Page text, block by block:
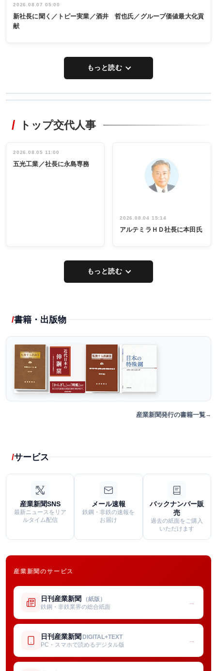
2026.08.07 05:00
新社長に聞く／トピー実業／酒井 哲也氏／グループ価値最大化貢
献
もっと読む
非鉄業界で
インタビュ
ー／社内ア
タックトレー
祝う 業界関
係者ら220人
出席
トップ交代人事
2026.08.05 11:00
五光工業／社長に永島専務
2026.08.04 15:14
アルテミラＨＤ社長に本田氏
もっと読む
書籍・出版物
産業新聞発行の書籍一覧
サービス
産業新聞SNS
最新ニュースをリア
ルタイム配信
メール速報
鉄鋼・非鉄の速報を
お届け
バックナンバー販
売
過去の紙面をご購入
いただけます
産業新聞のサービス
日刊産業新聞 （紙版）
鉄鋼・非鉄業界の総合紙面
→
日刊産業新聞 DIGITAL+TEXT
PC・スマホで読めるデジタル版
→